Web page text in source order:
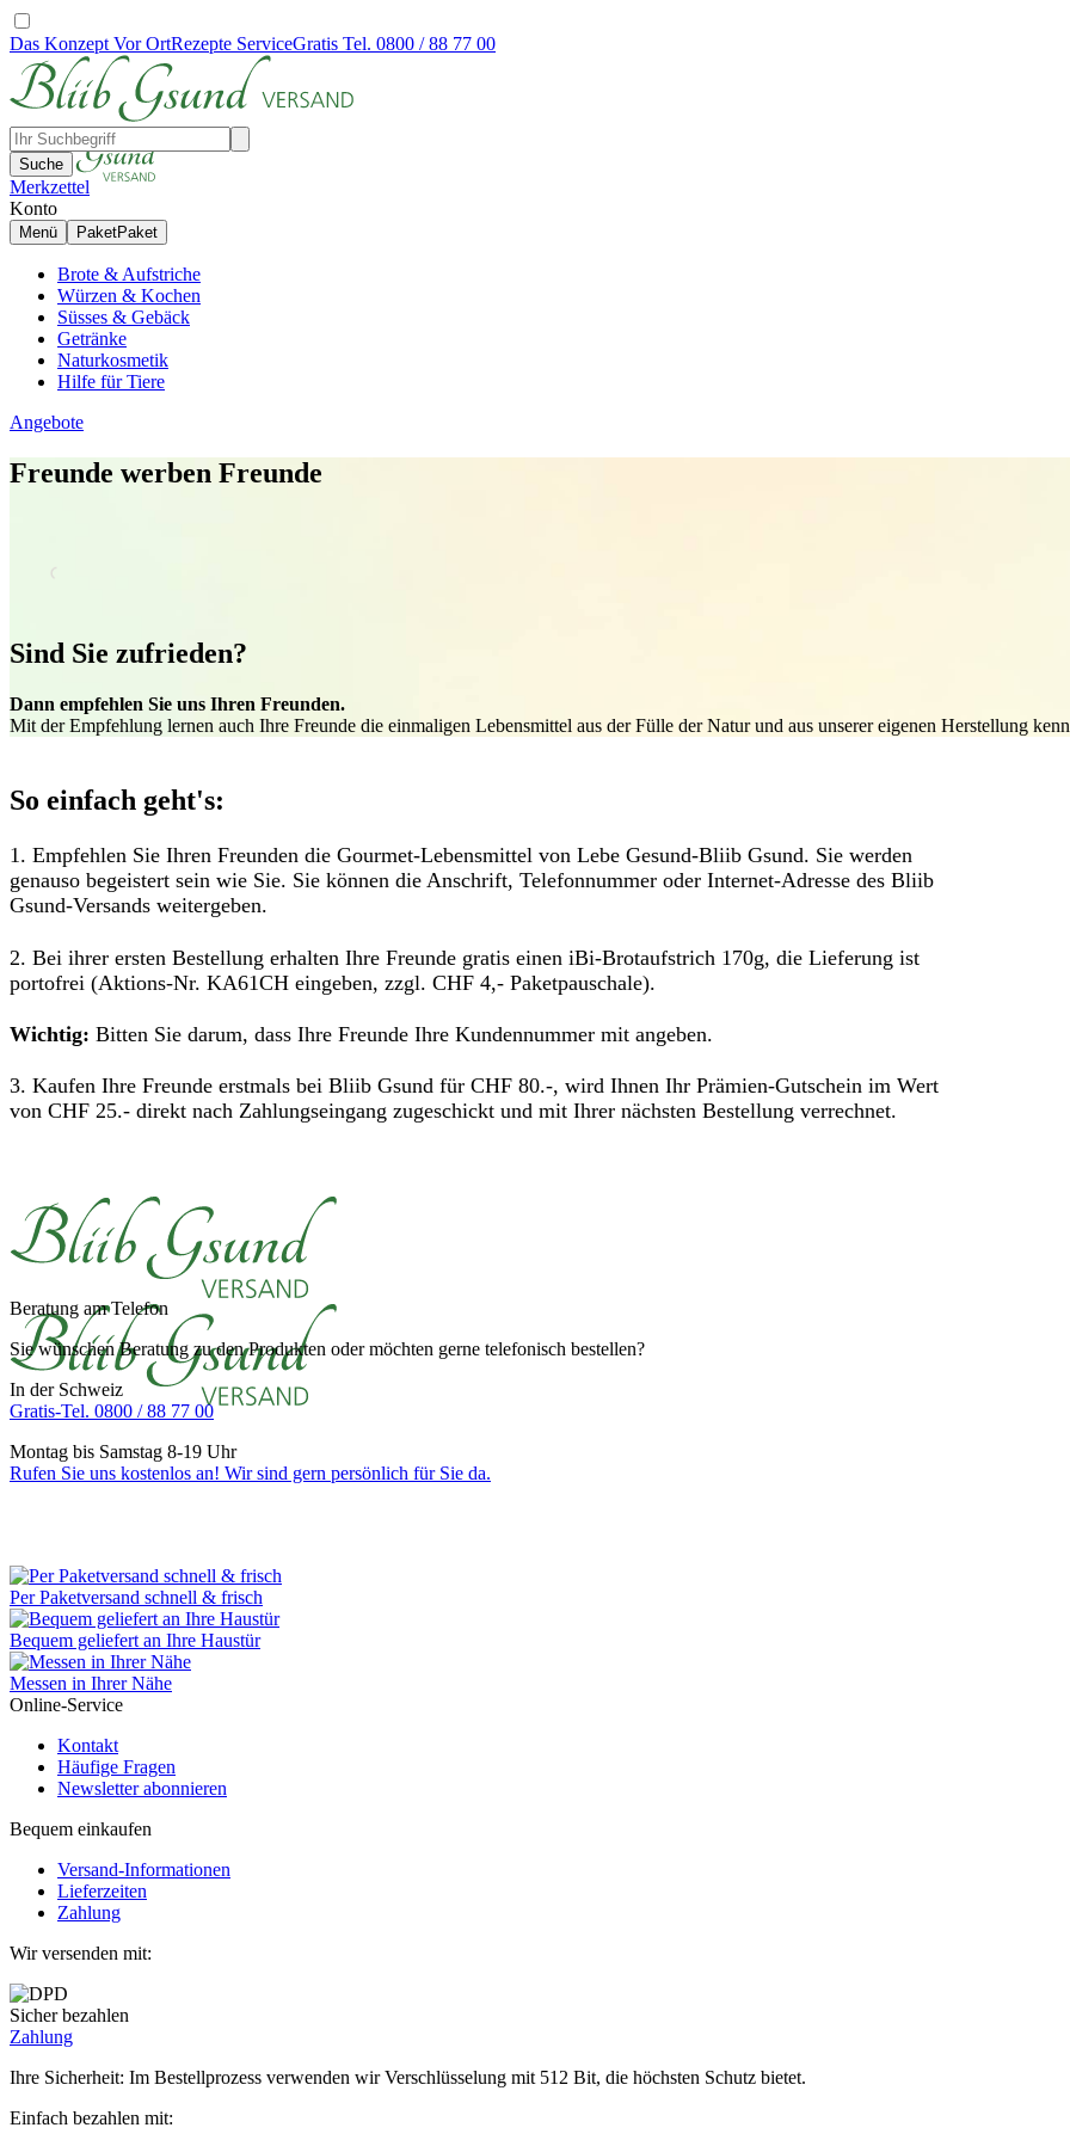
Das Konzept Vor OrtRezepte ServiceGratis Tel. 0800 / 88 77 00
Suche
Merkzettel
Konto
Menü PaketPaket
Brote & Aufstriche
Würzen & Kochen
Süsses & Gebäck
Getränke
Naturkosmetik
Hilfe für Tiere
Angebote
Freunde werben Freunde
Sind Sie zufrieden?
Dann empfehlen Sie uns Ihren Freunden.
Mit der Empfehlung lernen auch Ihre Freunde die einmaligen Lebensmittel aus der Fülle der Natur und aus unserer eigenen Herstellung
So einfach geht's:
1. Empfehlen Sie Ihren Freunden die Gourmet-Lebensmittel von Lebe Gesund-Bliib Gsund. Sie werden
genauso begeistert sein wie Sie. Sie können die Anschrift, Telefonnummer oder Internet-Adresse des Bliib
Gsund-Versands weitergeben.
2. Bei ihrer ersten Bestellung erhalten Ihre Freunde gratis einen iBi-Brotaufstrich 170g, die Lieferung ist
portofrei (Aktions-Nr. KA61CH eingeben, zzgl. CHF 4,- Paketpauschale).
Wichtig: Bitten Sie darum, dass Ihre Freunde Ihre Kundennummer mit angeben.
3. Kaufen Ihre Freunde erstmals bei Bliib Gsund für CHF 80.-, wird Ihnen Ihr Prämien-Gutschein im Wert
von CHF 25.- direkt nach Zahlungseingang zugeschickt und mit Ihrer nächsten Bestellung verrechnet.
Beratung am Telefon
Sie wünschen Beratung zu den Produkten oder möchten gerne telefonisch bestellen?
In der Schweiz
Gratis-Tel. 0800 / 88 77 00
Montag bis Samstag 8-19 Uhr
Rufen Sie uns kostenlos an! Wir sind gern persönlich für Sie da.
Per Paketversand schnell & frisch
Bequem geliefert an Ihre Haustür
Messen in Ihrer Nähe
Online-Service
Kontakt
Häufige Fragen
Newsletter abonnieren
Bequem einkaufen
Versand-Informationen
Lieferzeiten
Zahlung
Wir versenden mit:
Sicher bezahlen
Zahlung
Ihre Sicherheit: Im Bestellprozess verwenden wir Verschlüsselung mit 512 Bit, die höchsten Schutz bietet.
Einfach bezahlen mit: